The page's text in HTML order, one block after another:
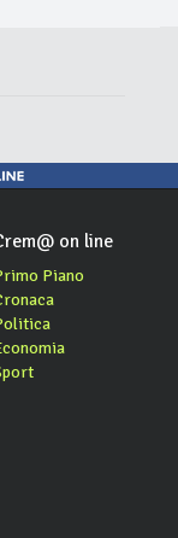
on line
Piano